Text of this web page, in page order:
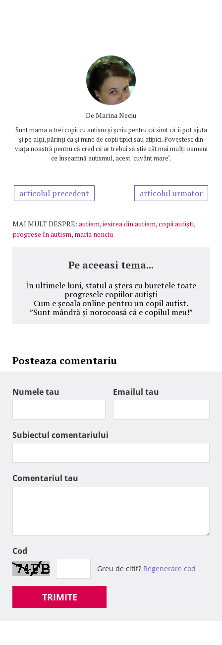
De Marina Neciu
Sunt mama a trei copii cu autism și șcriu pentru că simt că îi pot ajuta
și pe alţii, părinţi ca şi mine de copii tipici sau atipici. Povestesc din
viața noastră pentru că cred că ar trebui să știe cât mai mulți oameni
ce înseamnă autismul, acest "cuvânt mare".
articolul precedent articolul urmator
MAI MULT DESPRE: autism,iesirea din autism,copii autiști,
progrese în autism, maria nenciu
Pe aceeasi tema...
În ultimele luni, statul a șters cu buretele toate
progresele copiilor autiști
Cum e școala online pentru un copil autist.
”Sunt mândră și norocoasă că e copilul meu!”
Posteaza comentariu
Numele tau Emailul tau
Subiectul comentariului
Comentariul tau
Cod
Greu de citit? Regenerare cod
TRIMITE